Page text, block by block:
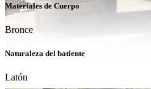
Materiales de Cuerpo
Bronce
Naturaleza del batiente
Latón